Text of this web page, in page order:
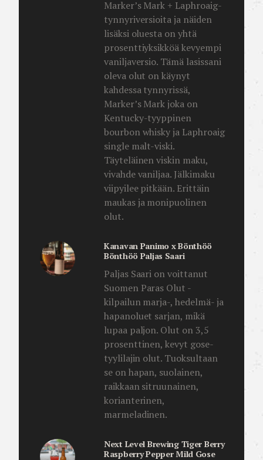
Marker’s Mark + Laphroaig-
tynnyriversioita ja näiden
lisäksi oluesta on yhtä
prosenttiyksikköä kevyempi
vaniljaversio. Tämä lasissani
oleva olut on käynyt
kahdessa tynnyrissä,
Marker’s Mark joka on
Kentucky-tyyppinen
bourbon whisky ja Laphroaig
single malt-viski.
Täyteläinen viskin maku,
vivahde vaniljaa. Jälkimaku
viipyilee pitkään. Erittäin
maukas ja monipuolinen
olut.
Kanavan Panimo x Bönthöö
Bönthöö Paljas Saari
Paljas Saari on voittanut
Suomen Paras Olut -
kilpailun marja-, hedelmä- ja
hapanoluet sarjan, mikä
lupaa paljon. Olut on 3,5
prosenttinen, kevyt gose-
tyylilajin olut. Tuoksultaan
se on hapan, suolainen,
raikkaan sitruunainen,
korianterinen,
marmeladinen.
Next Level Brewing Tiger Berry
Raspberry Pepper Mild Gose